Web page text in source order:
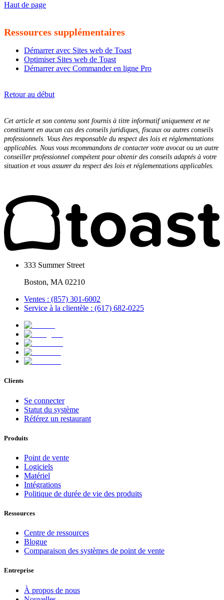
Haut de page
Ressources supplémentaires
Démarrer avec Sites web de Toast
Optimiser Sites web de Toast
Démarrer avec Commander en ligne Pro
​​​​​​​Retour au début
​​​​​​​Cet article et son contenu sont fournis à titre informatif uniquement et ne
constituent en aucun cas des conseils juridiques, fiscaux ou autres conseils
professionnels. Vous êtes responsable du respect des lois et réglementations
applicables. Nous vous recommandons de contacter votre avocat ou un autre
conseiller professionnel compétent pour obtenir des conseils adaptés à votre
situation et vous assurer du respect des lois et réglementations applicables.
333 Summer Street
Boston, MA 02210
Ventes : (857) 301-6002
Service à la clientèle : (617) 682-0225
Clients
Se connecter
Statut du système
Référez un restaurant
Produits
Point de vente
Logiciels
Matériel
Intégrations
Politique de durée de vie des produits
Ressources
Centre de ressources
Blogue
Comparaison des systèmes de point de vente
Entreprise
À propos de nous